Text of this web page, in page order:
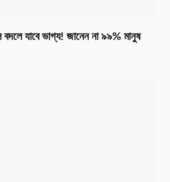
যাবে ভাগ্য! জানেন না ৯৯% মানুষ